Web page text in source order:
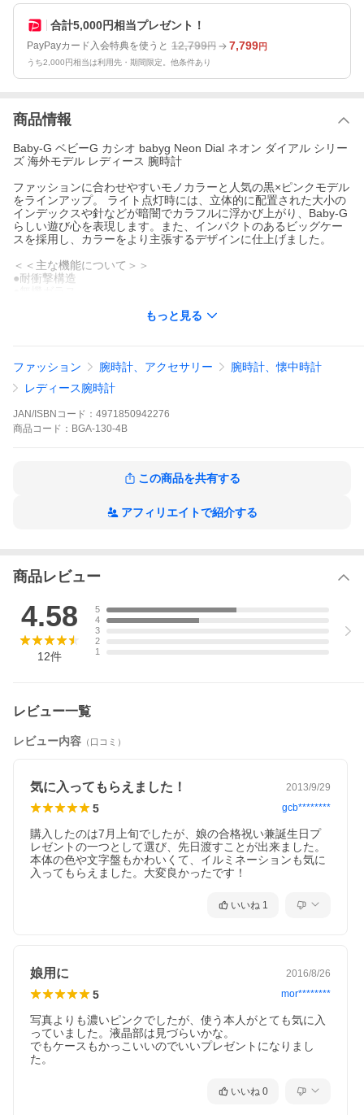
合計5,000円相当プレゼント！
PayPayカード入会特典を使うと 12,799円 7,799円
うち2,000円相当は利用先・期間限定。他条件あり
商品情報
Baby-G ベビーG カシオ babyg Neon Dial ネオン ダイアル シリー
ズ 海外モデル レディース 腕時計
ファッションに合わせやすいモノカラーと人気の黒×ピンクモデル
をラインアップ。 ライト点灯時には、立体的に配置された大小の
インデックスや針などが暗闇でカラフルに浮かび上がり、Baby-G
らしい遊び心を表現します。また、インパクトのあるビッグケー
スを採用し、カラーをより主張するデザインに仕上げました。
＜＜主な機能について＞＞
●耐衝撃構造
●ワールドタイム：世界27都市
●フルオートカレンダー
●12/24時間制表示切替
●ネオンイルミネーター（紫外線領域発光のLEDライト、残照機能
付き）
●サイズ（H×W×D）／質量：43.4×43.1×15mm／44g
●手首周り実寸約【12.5〜17.5】cm
●商品到着後レビューを書いて3年保証
クリスマスプレゼント 贈り物 彼女 誕生日プレゼント 結婚祝い 結
CASIOカシオ ▶
鮮やかなピンクが気持ちを盛り上げる！アクティブな女性のため
イルミネーターを搭載した「Neon Dial Series（ネオンダイアル
シリーズ）」が登場。
点灯時には、立体的に配置された大小のインデックスや針などが
り主張するデザインに仕上げました。ファッションのアクセント
となるNew Style Baby-Gです。
もっと見る
ファッション 腕時計、アクセサリー
腕時計、懐中時計
レディース腕時計
JAN/ISBNコード： 4971850942276
商品 コード： BGA-130-4B
この商品を共有する
アフィリエイトで紹介する
商品レビュー
4.58
12件
5
4
3
2
1
レビュー一覧
レビュー内容 （口コミ）
気に入ってもらえました！ 2013/9/29
5 gcb********
購入したのは7月上旬でしたが、娘の合格祝い兼誕生日プ
レゼントの一つとして選び、先日渡すことが出来ました。
本体の色や文字盤もかわいくて、イルミネーションも気に
入ってもらえました。大変良かったです！
いいね 1
娘用に 2016/8/26
5 mor********
写真よりも濃いピンクでしたが、使う本人がとても気に入
っていました。液晶部は見づらいかな。
でもケースもかっこいいのでいいプレゼントになりまし
た。
いいね 0